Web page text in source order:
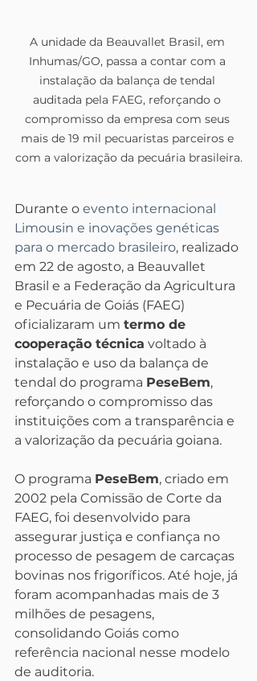
A unidade da Beauvallet Brasil, em
Inhumas/GO, passa a contar com a
instalação da balança de tendal
auditada pela FAEG, reforçando o
compromisso da empresa com seus
mais de 19 mil pecuaristas parceiros e
com a valorização da pecuária brasileira.
Durante o evento internacional
Limousin e inovações genéticas
para o mercado brasileiro, realizado
em 22 de agosto, a Beauvallet
Brasil e a Federação da Agricultura
e Pecuária de Goiás (FAEG)
oficializaram um termo de
cooperação técnica voltado à
instalação e uso da balança de
tendal do programa PeseBem,
reforçando o compromisso das
instituições com a transparência e
a valorização da pecuária goiana.
O programa PeseBem, criado em
2002 pela Comissão de Corte da
FAEG, foi desenvolvido para
assegurar justiça e confiança no
processo de pesagem de carcaças
bovinas nos frigoríficos. Até hoje, já
foram acompanhadas mais de 3
milhões de pesagens,
consolidando Goiás como
referência nacional nesse modelo
de auditoria.